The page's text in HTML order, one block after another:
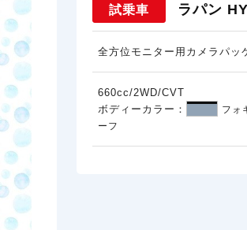
試乗車 ラパン
全方位モニター用カメラパッ
660cc/2WD/CVT
ボディーカラー：
フォ
ーフ